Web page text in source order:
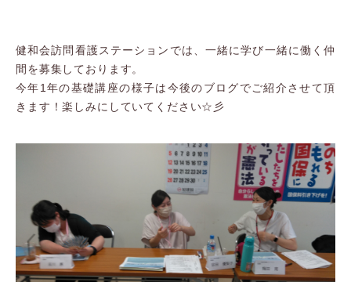
健和会訪問看護ステーションでは、一緒に学び一緒に働く仲
間を募集しております。
今年1年の基礎講座の様子は今後のブログでご紹介させて頂
きます！楽しみにしていてください☆彡